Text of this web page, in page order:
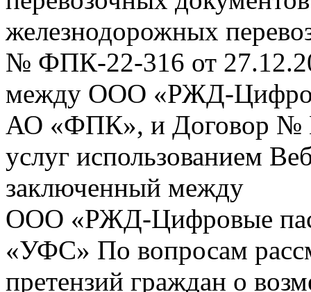
железнодорожных
№ ФПК-22-316 от
между ООО «РЖД-
АО «ФПК», и Договор №
услуг использованием
заключенный между
ООО «РЖД-Цифровые
«УФС» По вопросам
претензий граждан о